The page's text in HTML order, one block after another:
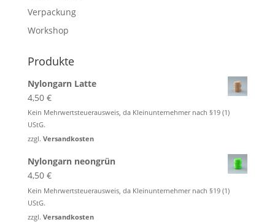
Verpackung
Workshop
Produkte
Nylongarn Latte
4,50 €
Kein Mehrwertsteuerausweis, da Kleinunternehmer nach §19 (1)
UStG.
zzgl. Versandkosten
Nylongarn neongrün
4,50 €
Kein Mehrwertsteuerausweis, da Kleinunternehmer nach §19 (1)
UStG.
zzgl. Versandkosten